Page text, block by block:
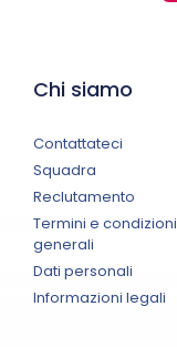
Chi siamo
Contattateci
Squadra
Reclutamento
Termini e condizioni
generali
Dati personali
Informazioni legali